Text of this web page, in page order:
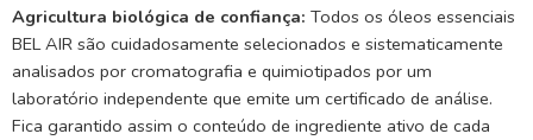
Agricultura biológica de confiança: Todos os óleos essenciais
BEL AIR são cuidadosamente selecionados e sistematicamente
analisados por cromatografia e quimiotipados por um
laboratório independente que emite um certificado de análise.
Fica garantido assim o conteúdo de ingrediente ativo de cada